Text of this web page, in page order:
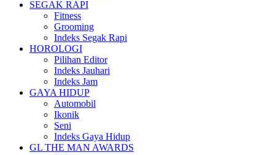
SEGAK RAPI
Fitness
Grooming
Indeks Segak Rapi
HOROLOGI
Pilihan Editor
Indeks Jauhari
Indeks Jam
GAYA HIDUP
Automobil
Ikonik
Seni
Indeks Gaya Hidup
GL THE MAN AWARDS